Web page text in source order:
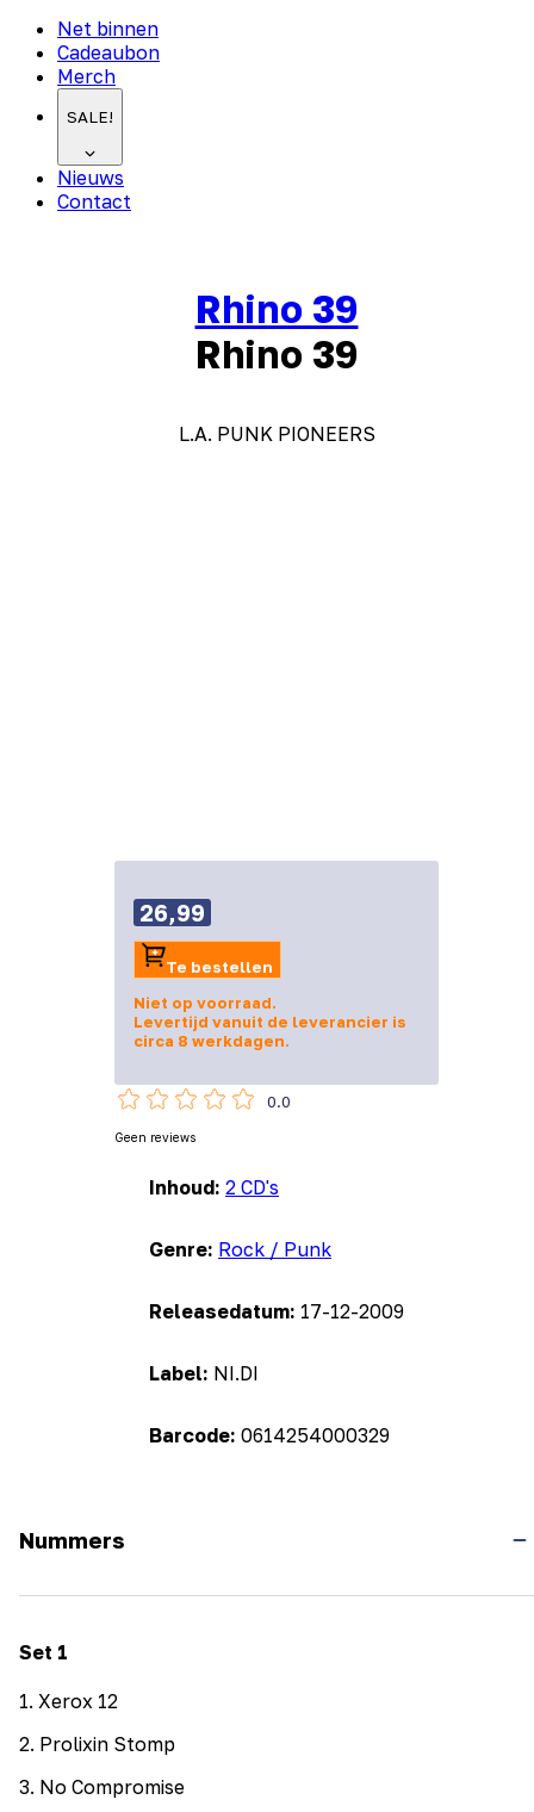
Net binnen
Cadeaubon
Merch
SALE!
Nieuws
Contact
Rhino 39
Rhino 39
L.A. PUNK PIONEERS
Inhoud: 2 CD's
Genre: Rock / Punk
Releasedatum: 17-12-2009
Label: NI.DI
Barcode: 0614254000329
26,99
Te bestellen
Niet op voorraad.
Levertijd vanuit de leverancier is
circa 8 werkdagen.
0.0
Geen reviews
Nummers
Set 1
1. Xerox 12
2. Prolixin Stomp
3. No Compromise